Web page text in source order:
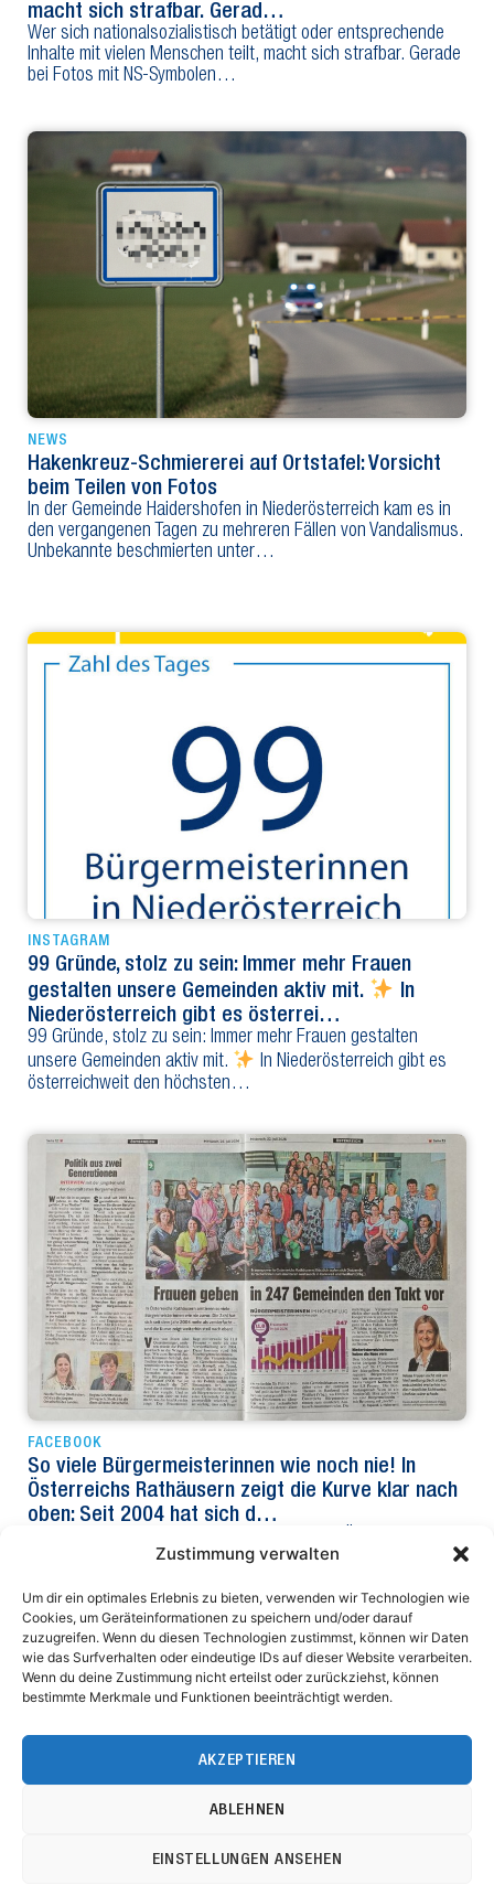
Zustimmung verwalten
Um dir ein optimales Erlebnis zu bieten, verwenden wir Technologien wie
Cookies, um Geräteinformationen zu speichern und/oder darauf
zuzugreifen. Wenn du diesen Technologien zustimmst, können wir Daten
wie das Surfverhalten oder eindeutige IDs auf dieser Website verarbeiten.
Wenn du deine Zustimmung nicht erteilst oder zurückziehst, können
bestimmte Merkmale und Funktionen beeinträchtigt werden.
AKZEPTIEREN
ABLEHNEN
EINSTELLUNGEN ANSEHEN
macht sich strafbar. Gerad…
Wer sich nationalsozialistisch betätigt oder entsprechende
Inhalte mit vielen Menschen teilt, macht sich strafbar. Gerade
bei Fotos mit NS-Symbolen…
NEWS
Hakenkreuz-Schmiererei auf Ortstafel: Vorsicht
beim Teilen von Fotos
In der Gemeinde Haidershofen in Niederösterreich kam es in
den vergangenen Tagen zu mehreren Fällen von Vandalismus.
Unbekannte beschmierten unter…
INSTAGRAM
99 Gründe, stolz zu sein: Immer mehr Frauen
gestalten unsere Gemeinden aktiv mit.
In
Niederösterreich gibt es österrei…
99 Gründe, stolz zu sein: Immer mehr Frauen gestalten
unsere Gemeinden aktiv mit.
In Niederösterreich gibt es
österreichweit den höchsten…
FACEBOOK
So viele Bürgermeisterinnen wie noch nie! In
Österreichs Rathäusern zeigt die Kurve klar nach
oben: Seit 2004 hat sich d…
Rathäusern zeigt die Kurve klar nach oben: Seit 2004 hat sich
Niederösterreichischer Gemeindebund
Ferstlergasse 4
3100 St. Pölten
Bürozeiten: MO – DO 8.00 bis 17.00 Uhr, FR 8.00 bis 12.00 Uhr
Fax: 02742/9020-8800